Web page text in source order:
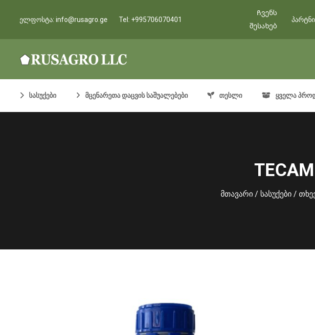
ელფოსტა: info@rusagro.ge Tel: +995706070401
Ჩვენს
შესახებ
სასუქები მცენარეთა დაცვის საშუალებები თესლი ყველა
მთავარი / სასუქები /